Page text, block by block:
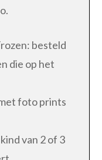
besteld
die op het
foto prints
van 2 of 3